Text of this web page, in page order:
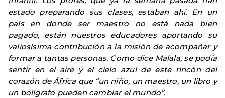
estado preparando sus clases, estaban ahí. En un
país en donde ser maestro no está nada bien
pagado, están nuestros educadores aportando su
valiosísima contribución a la misión de acompañar y
formar a tantas personas. Como dice Malala, se podía
sentir en el aire y el cielo azul de este rincón del
corazón de África que “un niño, un maestro, un libro y
un bolígrafo pueden cambiar el mundo”.